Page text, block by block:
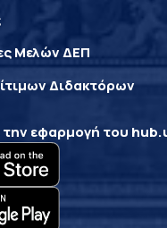
Μελών ΔΕΠ
Διδακτόρων
εφαρμογή του